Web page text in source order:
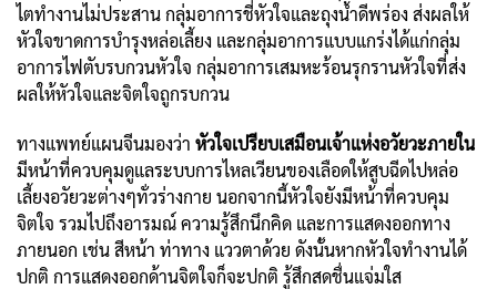
ไตทำงานไม่ประสาน กลุ่มอาการชี่หัวใจและถุงน้ำดีพร่อง ส่งผลให้
หัวใจขาดการบำรุงหล่อเลี้ยง และกลุ่มอาการแบบแกร่งได้แก่กลุ่ม
อาการไฟตับรบกวนหัวใจ กลุ่มอาการเสมหะร้อนรุกรานหัวใจที่ส่ง
ผลให้หัวใจและจิตใจถูกรบกวน
ทางแพทย์แผนจีนมองว่า หัวใจเปรียบเสมือนเจ้าแห่งอวัยวะภายใน
มีหน้าที่ควบคุมดูแลระบบการไหลเวียนของเลือดให้สูบฉีดไปหล่อ
เลี้ยงอวัยวะต่างๆทั่วร่างกาย นอกจากนี้หัวใจยังมีหน้าที่ควบคุม
จิตใจ รวมไปถึงอารมณ์ ความรู้สึกนึกคิด และการแสดงออกทาง
ภายนอก เช่น สีหน้า ท่าทาง แววตาด้วย ดังนั้นหากหัวใจทำงานได้
ปกติ การแสดงออกด้านจิตใจก็จะปกติ รู้สึกสดชื่นแจ่มใส